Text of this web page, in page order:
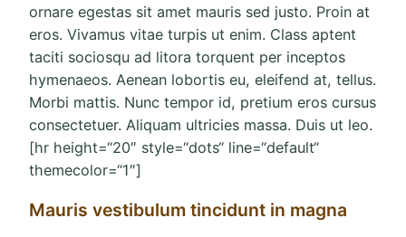
ornare egestas sit amet mauris sed justo. Proin at
eros. Vivamus vitae turpis ut enim. Class aptent
taciti sociosqu ad litora torquent per inceptos
hymenaeos. Aenean lobortis eu, eleifend at, tellus.
Morbi mattis. Nunc tempor id, pretium eros cursus
consectetuer. Aliquam ultricies massa. Duis ut leo.
[hr height=“20″ style=“dots“ line=“default“
themecolor=“1″]
Mauris vestibulum tincidunt in magna